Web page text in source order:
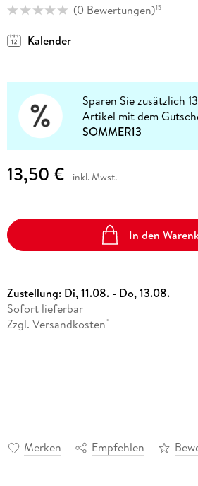
(0 Bewertungen)15
Kalender
Sparen Sie zusätzlich
Artikel mit dem
SOMMER13
13,50 € inkl. Mwst.
In den
Zustellung: Di, 11.08. - Do, 13.08.
Sofort lieferbar
Zzgl. Versandkosten *
Merken Empfehlen